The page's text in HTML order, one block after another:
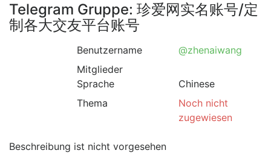
Telegram Gruppe: 珍爱网实名账号/定
制各大交友平台账号
Benutzername
@zhenaiwang
Mitglieder
Sprache
Chinese
Thema
Noch nicht
zugewiesen
Beschreibung ist nicht vorgesehen